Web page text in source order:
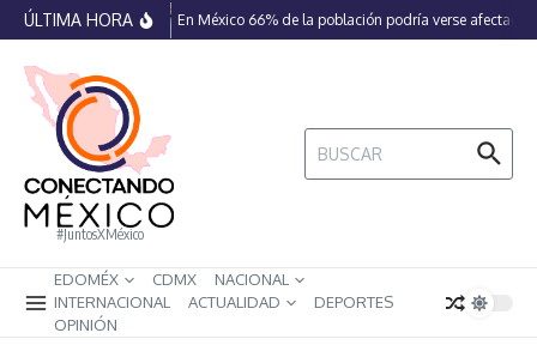
Saltar al contenido
ÚLTIMA HORA En México 66% de la población podría verse afectada
#JuntosXMéxico
Buscar:
EDOMÉX CDMX
NACIONAL
INTERNACIONAL
ACTUALIDAD
DEPORTES
OPINIÓN